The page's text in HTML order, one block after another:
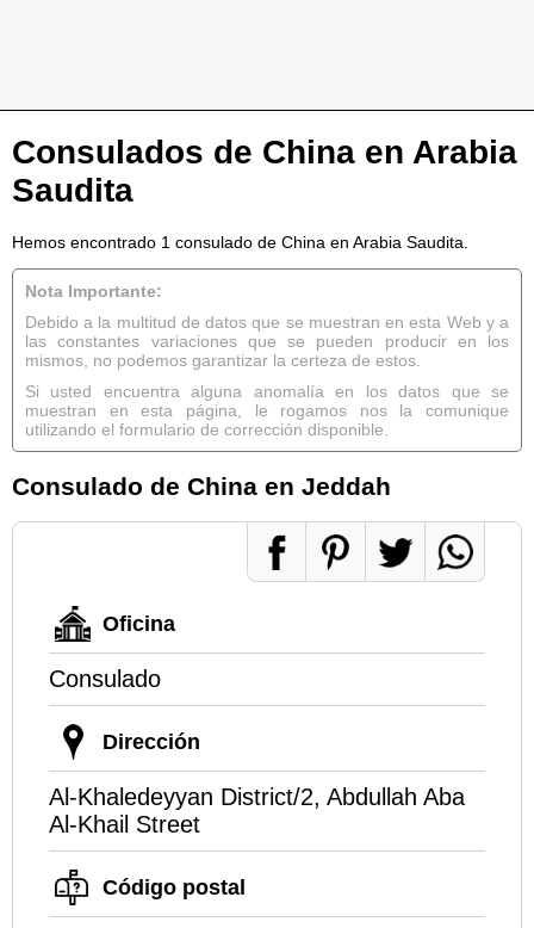
Consulados de China en Arabia
Saudita
Hemos encontrado 1 consulado de China en Arabia Saudita.
Nota Importante:
Debido a la multitud de datos que se muestran en esta Web y a
las constantes variaciones que se pueden producir en los
mismos, no podemos garantizar la certeza de estos.
Si usted encuentra alguna anomalía en los datos que se
muestran en esta página, le rogamos nos la comunique
utilizando el formulario de corrección disponible.
Consulado de China en Jeddah
Oficina
Consulado
Dirección
Al-Khaledeyyan District/2, Abdullah Aba
Al-Khail Street
Código postal